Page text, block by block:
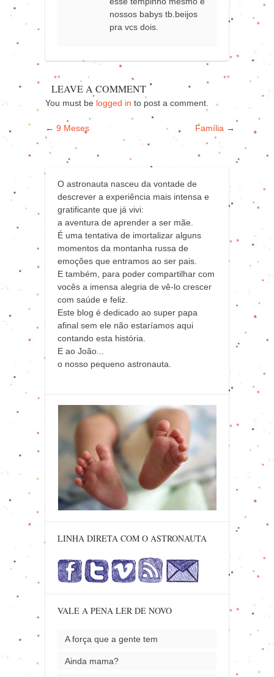
nossos babys tb.beijos
pra vcs dois.
LEAVE A COMMENT
You must be logged in to post a comment.
← 9 Meses Família →
O astronauta nasceu da vontade de
descrever a experiência mais intensa e
gratificante que já vivi:
a aventura de aprender a ser mãe.
É uma tentativa de imortalizar alguns
momentos da montanha russa de
emoções que entramos ao ser pais.
E também, para poder compartilhar com
vocês a imensa alegria de vê-lo crescer
com saúde e feliz.
Este blog é dedicado ao super papa
afinal sem ele não estaríamos aqui
contando esta história.
E ao João...
o nosso pequeno astronauta.
LINHA DIRETA COM O ASTRONAUTA
VALE A PENA LER DE NOVO
A força que a gente tem
Ainda mama?